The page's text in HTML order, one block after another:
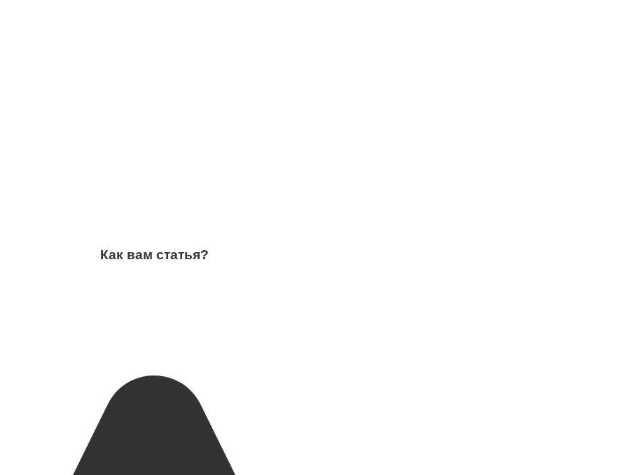
Как вам статья?